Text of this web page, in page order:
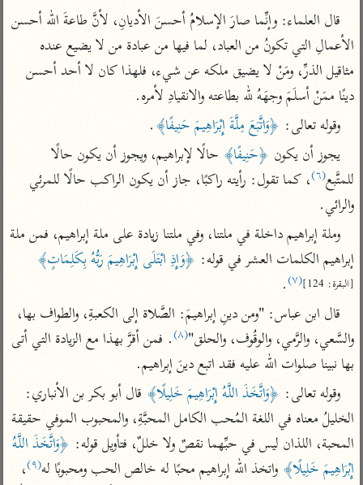
جمع الأقوال
تفسير ابن الجوزي
تفسير الماوردي
منتقاة
تفسير ابن القيم
تفسير ابن تيمية
عامّة
تفسير السمعاني
تفسير مكّي
محاسن التأويل
للقاسمي
تفسير الثعالبي
تفسير السمرقندي
تفسير الثعلبي
تفسير الرازي
أخرى
أضواء البيان
نظم الدرر للبقاعي
التحرير والتنوير
المحرر الوجيز لابن
عطية
حيان
البسيط للواحدي
تفسير أبي السعود
الكشاف للزمخشري
تفسير ابن عثيمين
مركَّزة العبارة
تفسير البيضاوي
تفسير النسفي
تفسير ابن أبي زمنين
آثار
موسوعة التفسير
المأثور
الدر المنثور
تفسير ابن أبي حاتم
تفسير مقاتل
تفسير قتادة
دينًا ممَنْ أسلَمَ وجهَهُ لله بطاعته والانقيادِ لأمره.
وقوله تعالى: ﴿وَاتَّبَعَ مِلَّةَ إِبْرَاهِيمَ حَنِيفًا﴾.
يجوز أن يكون ﴿حَنِيفًا﴾
للمتَّبع(٦)
والرائي.
إبراهيم الكلمات العشر في قوله: ﴿وَإِذِ ابْتَلَى إِبْرَاهِيمَ رَبُّهُ بِكَلِمَاتٍ﴾
[البقرة: 124] (٧) .
والسَّعي، والرَّمي، والوقُوف، والحلق"(٨)
بها نبينا صلوات الله عليه فقد اتبع دينَ إبراهيم.
وقوله تعالى: ﴿وَاتَّخَذَ اللَّهُ إِبْرَاهِيمَ خَلِيلًا﴾
المحبة، اللذان ليس في حبِّهما نقصٌ ولا خللٌ، فتأويل قوله:
إِبْرَاهِيمَ خَلِيلًا﴾ واتخذ الله إبراهيم محبًا له خالص الحب ومحبوبًا له(٩)